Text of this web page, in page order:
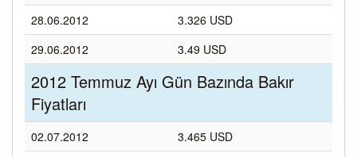
28.06.2012
3.326 USD
29.06.2012
3.49 USD
2012 Temmuz Ayı Gün Bazında Bakır
Fiyatları
02.07.2012
3.465 USD